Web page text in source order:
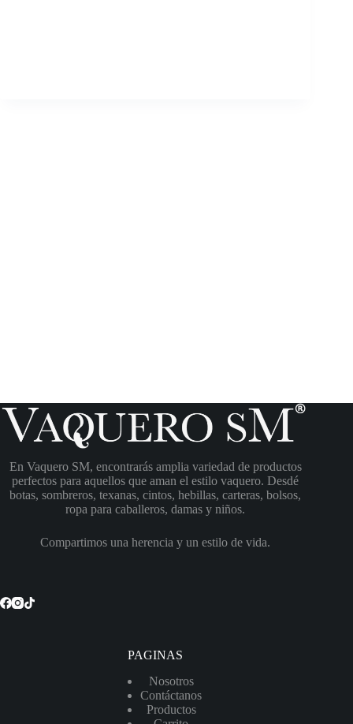
En Vaquero SM, encontrarás amplia variedad de productos
perfectos para aquellos que aman el estilo vaquero. Desdé
botas, sombreros, texanas, cintos, hebillas, carteras, bolsos,
ropa para caballeros, damas y niños.
Compartimos una herencia y un estilo de vida.
PAGINAS
Nosotros
Contáctanos
Productos